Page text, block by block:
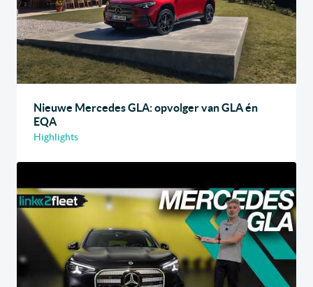
Nieuwe Mercedes GLA: opvolger van GLA én
EQA
Highlights